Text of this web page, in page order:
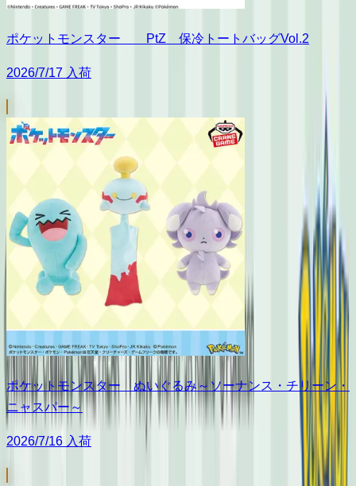
ポケットモンスター PtZ 保冷トートバッグVol.2
2026/7/17 入荷
ポケットモンスター ぬいぐるみ～ソーナンス・チリーン・
ニャスパー～
2026/7/16 入荷